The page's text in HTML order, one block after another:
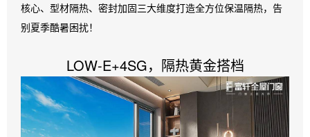
核心、型材隔热、密封加固三大维度打造全方位保温隔热，告
别夏季酷暑困扰！
LOW-E+4SG，隔热黄金搭档